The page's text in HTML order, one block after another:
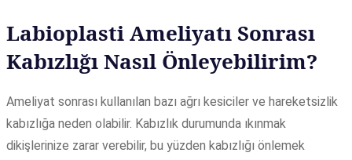
Labioplasti Ameliyatı Sonrası
Kabızlığı Nasıl Önleyebilirim?
Ameliyat sonrası kullanılan bazı ağrı kesiciler ve hareketsizlik
kabızlığa neden olabilir. Kabızlık durumunda ıkınmak
dikişlerinize zarar verebilir, bu yüzden kabızlığı önlemek